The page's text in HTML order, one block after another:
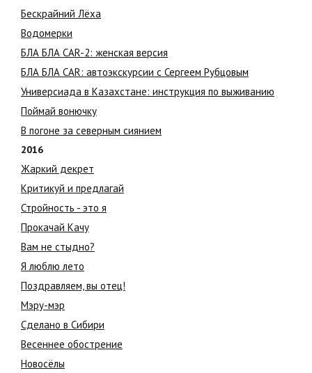
Бескрайний Лёха
Водомерки
БЛА БЛА CAR-2: женская версия
БЛА БЛА CAR: автоэкскурсии с Сергеем Рубцовым
Универсиада в Казахстане: инструкция по выживанию
Поймай вонючку
В погоне за северным сиянием
2016
Жаркий декрет
Критикуй и предлагай
Стройность - это я
Прокачай Качу
Вам не стыдно?
Я люблю лето
Поздравляем, вы отец!
Мэру-мэр
Сделано в Сибири
Весеннее обострение
Новосёлы